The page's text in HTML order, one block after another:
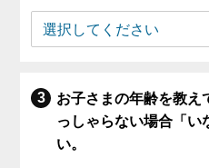
お子さまの年齢を教え
っしゃらない場合「い
い。